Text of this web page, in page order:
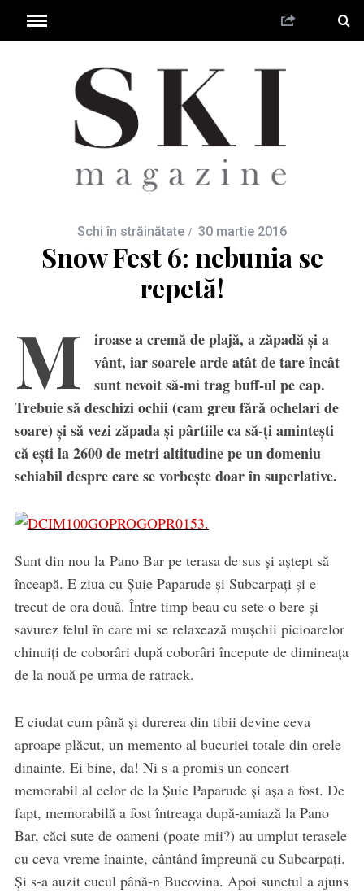
Schi în străinătate 30 martie 2016
Snow Fest 6: nebunia se
repetă!
M
iroase a cremă de plajă, a zăpadă și a
vânt, iar soarele arde atât de tare încât
sunt nevoit să-mi trag buff-ul pe cap.
Trebuie să deschizi ochii (cam greu fără ochelari de
soare) și să vezi zăpada și pârtiile ca să-ți amintești
că ești la 2600 de metri altitudine pe un domeniu
schiabil despre care se vorbește doar în superlative.
Sunt din nou la Pano Bar pe terasa de sus și aștept să
înceapă. E ziua cu Șuie Paparude și Subcarpați și e
trecut de ora două. Între timp beau cu sete o bere și
savurez felul în care mi se relaxează mușchii picioarelor
chinuiți de coborâri după coborâri începute de dimineața
de la nouă pe urma de ratrack.
E ciudat cum până și durerea din tibii devine ceva
aproape plăcut, un memento al bucuriei totale din orele
dinainte. Ei bine, da! Ni s-a promis un concert
memorabil al celor de la Șuie Paparude și așa a fost. De
fapt, memorabilă a fost întreaga după-amiază la Pano
Bar, căci sute de oameni (poate mii?) au umplut terasele
cu ceva vreme înainte, cântând împreună cu Subcarpați.
Și s-a auzit cucul până-n Bucovina. Apoi sunetul a ajuns